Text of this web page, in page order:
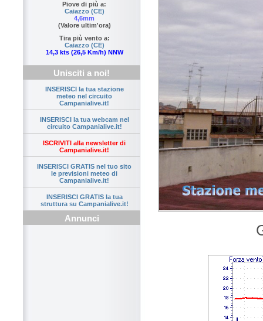
Piove di più a:
Caiazzo (CE)
4,6mm
(Valore ultim'ora)
Tira più vento a:
Caiazzo (CE)
14,3 kts (26,5 Km/h) NNW
Unisciti a noi!
INSERISCI la tua stazione
meteo nel circuito
Campanialive.it!
INSERISCI la tua webcam nel
circuito Campanialive.it!
ISCRIVITI alla newsletter di
Campanialive.it!
INSERISCI GRATIS nel tuo sito
le previsioni meteo di
Campanialive.it!
INSERISCI GRATIS la tua
struttura su Campanialive.it!
Annunci